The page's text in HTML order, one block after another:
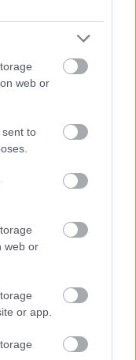
web or
to
web or
or app.
tisztelgése